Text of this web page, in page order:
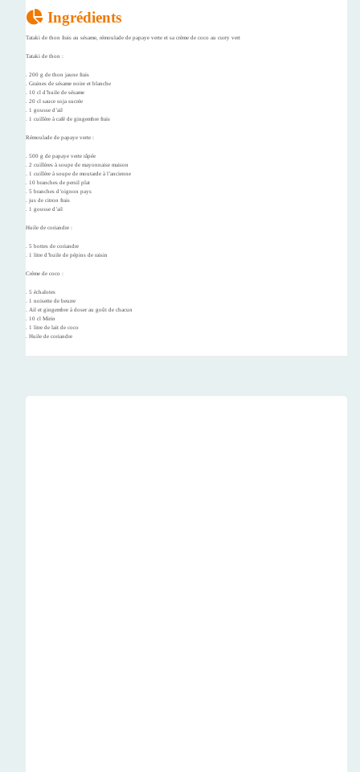
Ingrédients
Tataki de thon frais au sésame, rémoulade de papaye verte et sa crème de coco au curry vert
Tataki de thon :
. 200 g de thon jaune frais
. Graines de sésame noire et blanche
. 10 cl d’huile de sésame
. 20 cl sauce soja sucrée
. 1 gousse d’ail
. 1 cuillère à café de gingembre frais
Rémoulade de papaye verte :
. 500 g de papaye verte râpée
. 2 cuillères à soupe de mayonnaise maison
. 1 cuillère à soupe de moutarde à l’ancienne
. 10 branches de persil plat
. 5 branches d’oignon pays
. jus de citron frais
. 1 gousse d’ail
Huile de coriandre :
. 5 bottes de coriandre
. 1 litre d’huile de pépins de raisin
Crème de coco :
. 5 échalotes
. 1 noisette de beurre
. Ail et gingembre à doser au goût de chacun
. 10 cl Mirin
. 1 litre de lait de coco
. Huile de coriandre